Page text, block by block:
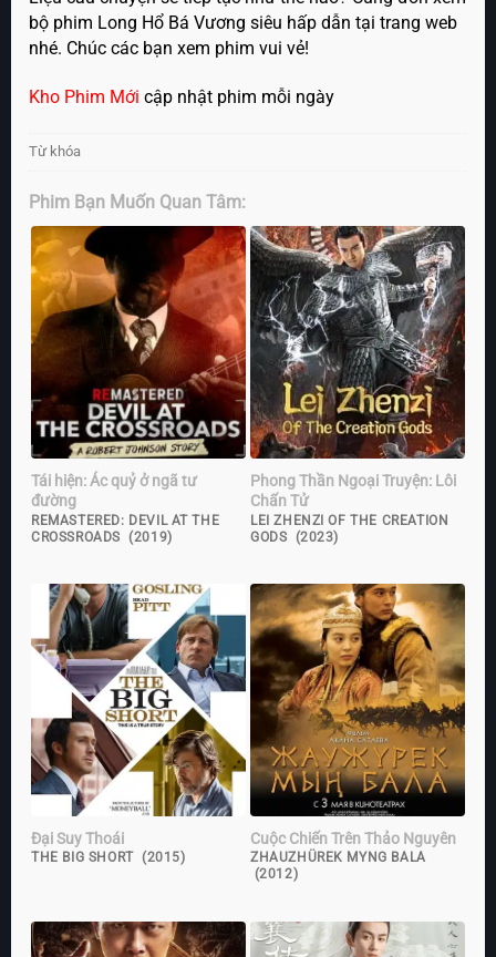
bộ phim Long Hổ Bá Vương siêu hấp dẫn tại trang web
nhé. Chúc các bạn xem phim vui vẻ!
Kho Phim Mới cập nhật phim mỗi ngày
Từ khóa
Phim Bạn Muốn Quan Tâm:
Tái hiện: Ác quỷ ở ngã tư
đường
REMASTERED: DEVIL AT THE
CROSSROADS (2019)
Phong Thần Ngoại Truyện: Lôi
Chấn Tử
LEI ZHENZI OF THE CREATION
GODS (2023)
Đại Suy Thoái
THE BIG SHORT (2015)
Cuộc Chiến Trên Thảo Nguyên
ZHAUZHÜREK MYNG BALA
(2012)